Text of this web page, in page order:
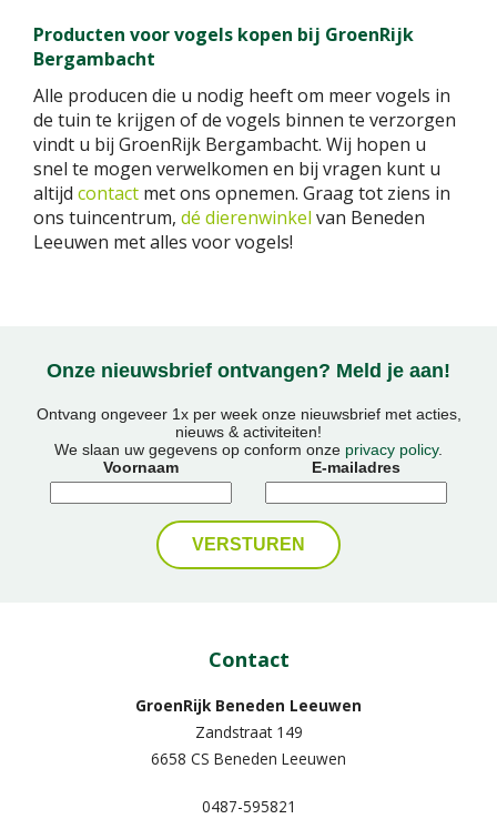
Producten voor vogels kopen bij GroenRijk
Bergambacht
Alle producen die u nodig heeft om meer vogels in
de tuin te krijgen of de vogels binnen te verzorgen
vindt u bij GroenRijk Bergambacht. Wij hopen u
snel te mogen verwelkomen en bij vragen kunt u
altijd contact met ons opnemen. Graag tot ziens in
ons tuincentrum, dé dierenwinkel van Beneden
Leeuwen met alles voor vogels!
Onze nieuwsbrief ontvangen? Meld je aan!
Ontvang ongeveer 1x per week onze nieuwsbrief met acties,
nieuws & activiteiten!
We slaan uw gegevens op conform onze privacy policy.
Voornaam
E-mailadres
Contact
GroenRijk Beneden Leeuwen​
Zandstraat 149
6658 CS Beneden Leeuwen
0487-595821